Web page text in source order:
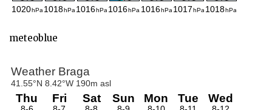
meteoblue